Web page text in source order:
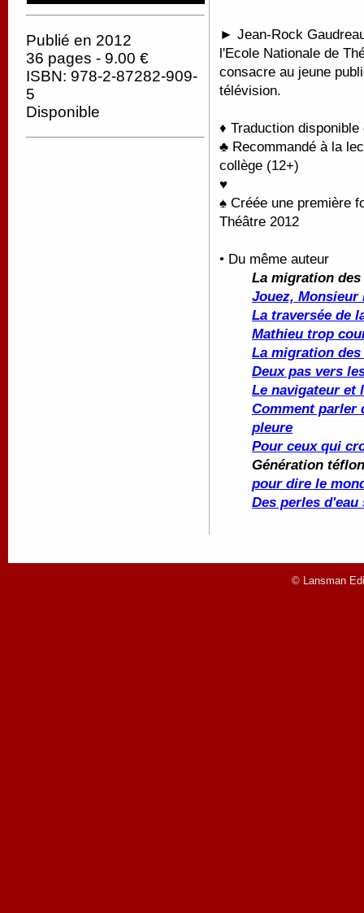
Publié en 2012
36 pages - 9.00 €
ISBN: 978-2-87282-909-
5
Disponible
► Jean-Rock
l'Ecole Nationale de
consacre au jeune
télévision.
♦ Traduction
♣ Recommandé à la
collège (12+)
♥
♠ Créée une première
Théâtre 2012
• Du même auteur
La migration
Jouez, Monsieur
La traversée de
Mathieu trop
La migration
Deux pas vers
Le navigateur et
Comment parler
pleure
Pour ceux qui
Génération
pour dire le
Des perles d'eau
© Lansman